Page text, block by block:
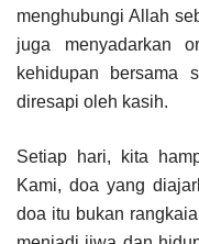
menghubungi Allah
juga menyadarkan
kehidupan bersama
diresapi oleh kasih.
Setiap hari, kita
Kami, doa yang
doa itu bukan